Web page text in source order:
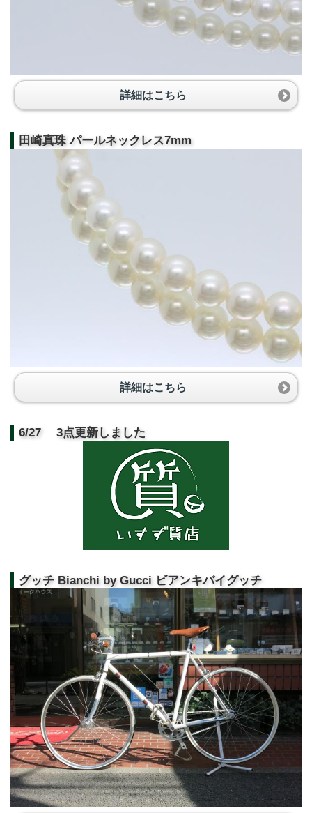
詳細はこちら
田崎真珠 パールネックレス7mm
詳細はこちら
6/27 3点更新しました
グッチ Bianchi by Gucci ビアンキバイグッチ